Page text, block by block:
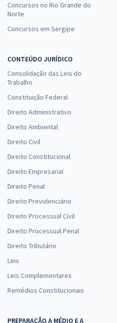
Concursos no Rio Grande do
Norte
Concursos em Sergipe
CONTEÚDO JURÍDICO
Consolidação das Leis do
Trabalho
Constituição Federal
Direito Administrativo
Direito Ambiental
Direito Civil
Direito Constitucional
Direito Empresarial
Direito Penal
Direito Previdenciário
Direito Processual Civil
Direito Processual Penal
Direito Tributário
Leis
Leis Complementares
Remédios Constitucionais
PREPARAÇÃO A MÉDIO E A